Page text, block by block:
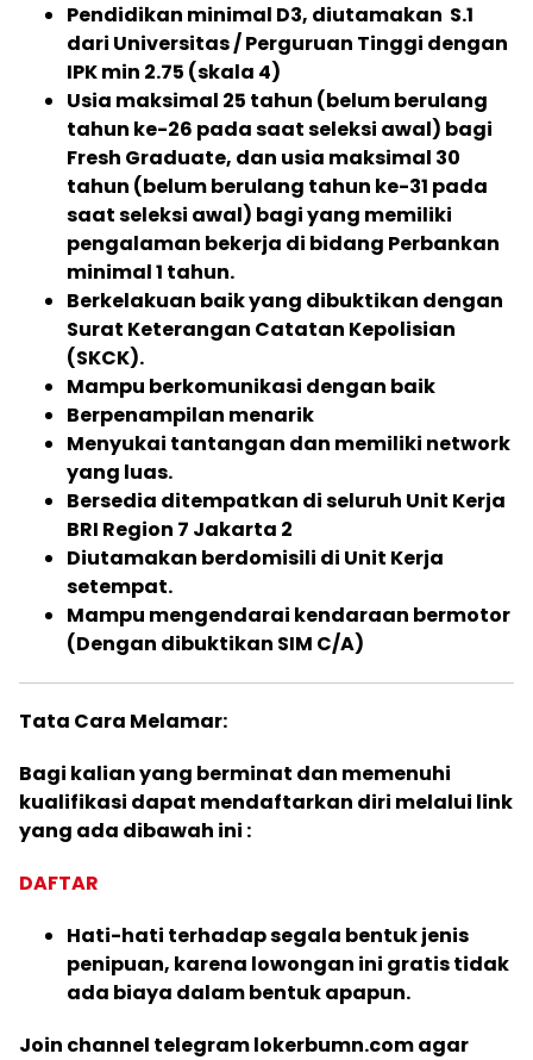
Pendidikan minimal D3, diutamakan S.1
dari Universitas / Perguruan Tinggi dengan
IPK min 2.75 (skala 4)
Usia maksimal 25 tahun (belum berulang
tahun ke-26 pada saat seleksi awal) bagi
Fresh Graduate, dan usia maksimal 30
tahun (belum berulang tahun ke-31 pada
saat seleksi awal) bagi yang memiliki
pengalaman bekerja di bidang Perbankan
minimal 1 tahun.
Berkelakuan baik yang dibuktikan dengan
Surat Keterangan Catatan Kepolisian
(SKCK).
Mampu berkomunikasi dengan baik
Berpenampilan menarik
Menyukai tantangan dan memiliki network
yang luas.
Bersedia ditempatkan di seluruh Unit Kerja
BRI Region 7 Jakarta 2
Diutamakan berdomisili di Unit Kerja
setempat.
Mampu mengendarai kendaraan bermotor
(Dengan dibuktikan SIM C/A)
Tata Cara Melamar:
Bagi kalian yang berminat dan memenuhi
kualifikasi dapat mendaftarkan diri melalui link
yang ada dibawah ini :
DAFTAR
Hati-hati terhadap segala bentuk jenis
penipuan, karena lowongan ini gratis tidak
ada biaya dalam bentuk apapun.
Join channel telegram lokerbumn.com agar